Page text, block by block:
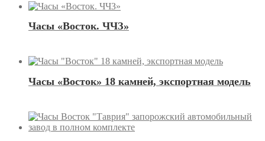
Часы «Восток. ЧЧЗ»
Часы «Восток» 18 камней, экспортная модель